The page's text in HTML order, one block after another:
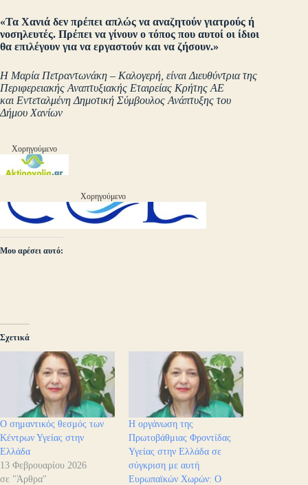
«Τα Χανιά δεν πρέπει απλώς να αναζητούν γιατρούς ή
νοσηλευτές. Πρέπει να γίνουν ο τόπος που αυτοί οι ίδιοι
θα επιλέγουν για να εργαστούν και να ζήσουν.»
ΗΜαρίαΠετραντωνάκη – Καλογερή , είναι Διευθύντρια της
Περιφερειακής Αναπτυξιακής Εταιρείας Κρήτης ΑΕ
και Εντεταλμένη Δημοτική Σύμβουλος Ανάπτυξης του
Δήμου Χανίων
Χορηγούμενο
Χορηγούμενο
Μου αρέσει αυτό:
Σχετικά
Ο σημαντικός θεσμός των
Κέντρων Υγείας στην
Ελλάδα
13 Φεβρουαρίου 2026
σε "Άρθρα"
Η οργάνωση της
Πρωτοβάθμιας Φροντίδας
Υγείας στην Ελλάδα σε
σύγκριση με αυτή
Ευρωπαϊκών Χωρών: Ο